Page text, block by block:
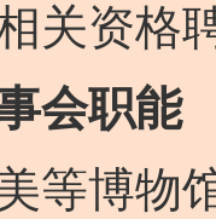
关资格
会职能
博物馆